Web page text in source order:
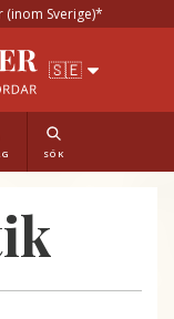
(inom Sverige)*
SÖK